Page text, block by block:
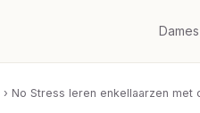
Dames
› No Stress leren enkellaarzen met